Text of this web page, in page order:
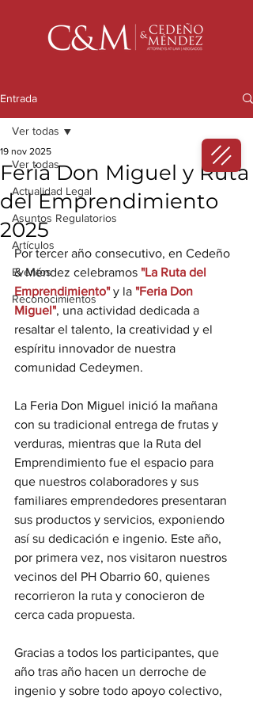
Entrada
Ver todas
Actualidad Legal
Asuntos Regulatorios
Artículos
Eventos
Reconocimientos
Ver todas
Feria Don Miguel y Ruta
del Emprendimiento
2025
19 nov 2025
Por tercer año consecutivo, en Cedeño
& Méndez celebramos "La Ruta del
Emprendimiento" y la "Feria Don
Miguel", una actividad dedicada a
resaltar el talento, la creatividad y el
espíritu innovador de nuestra
comunidad Cedeymen.
La Feria Don Miguel inició la mañana
con su tradicional entrega de frutas y
verduras, mientras que la Ruta del
Emprendimiento fue el espacio para
que nuestros colaboradores y sus
familiares emprendedores presentaran
sus productos y servicios, exponiendo
así su dedicación e ingenio. Este año,
por primera vez, nos visitaron nuestros
vecinos del PH Obarrio 60, quienes
recorrieron la ruta y conocieron de
cerca cada propuesta.
Gracias a todos los participantes, que
año tras año hacen un derroche de
ingenio y sobre todo apoyo colectivo,